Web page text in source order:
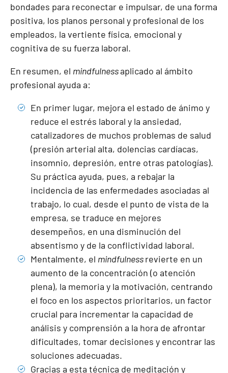
bondades para reconectar e impulsar, de una forma
positiva, los planos personal y profesional de los
empleados, la vertiente física, emocional y
cognitiva de su fuerza laboral.
En resumen, el mindfulnessaplicado al ámbito
profesional ayuda a:
En primer lugar, mejora el estado de ánimo y
reduce el estrés laboral y la ansiedad,
catalizadores de muchos problemas de salud
(presión arterial alta, dolencias cardíacas,
insomnio, depresión, entre otras patologías).
Su práctica ayuda, pues, a rebajar la
incidencia de las enfermedades asociadas al
trabajo, lo cual, desde el punto de vista de la
empresa, se traduce en mejores
desempeños, en una disminución del
absentismo y de la conflictividad laboral.
Mentalmente, el mindfulnessrevierte en un
aumento de la concentración (o atención
plena), la memoria y la motivación, centrando
el foco en los aspectos prioritarios, un factor
crucial para incrementar la capacidad de
análisis y comprensión a la hora de afrontar
dificultades, tomar decisiones y encontrar las
soluciones adecuadas.
Gracias a esta técnica de meditación y